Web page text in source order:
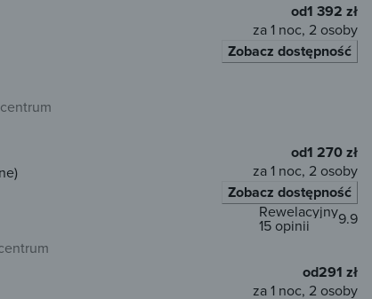
od1 392 zł
za 1 noc, 2 osoby
Zobacz dostępność
od1 270 zł
za 1 noc, 2 osoby
Zobacz dostępność
9.9
Rewelacyjny
15 opinii
od291 zł
za 1 noc, 2 osoby